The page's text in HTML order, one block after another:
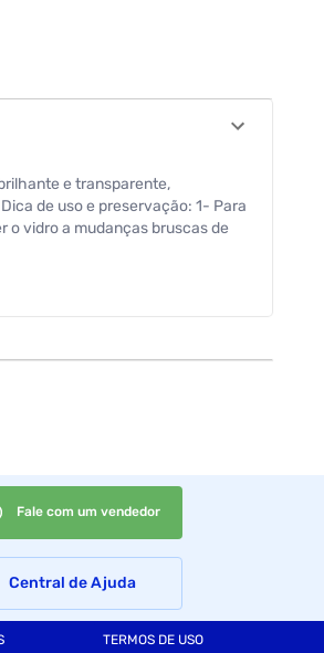
e transparente,
de uso e preservação: 1- Para
o vidro a mudanças bruscas de
Fale com um vendedor
Central de Ajuda
TERMOS DE USO